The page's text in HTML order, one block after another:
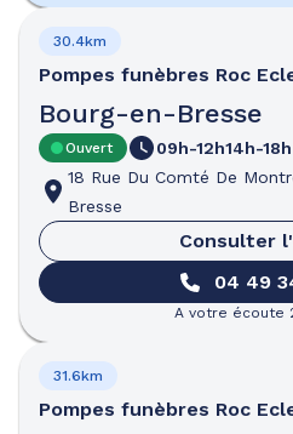
Pompes funèbres Roc
Bourg-en-Bresse
30.4km
Ouvert 09h-12h14h-18h
18 Rue Du Comté De
Bresse
Consulter
04 49
A votre écoute
Pompes funèbres Roc
31.6km